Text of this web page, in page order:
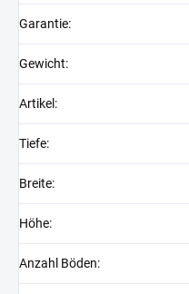
Garantie:
Gewicht:
Artikel :
Tiefe:
Breite:
Höhe:
Anzahl Böden: